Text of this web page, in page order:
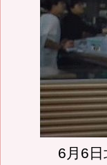
6月6日北